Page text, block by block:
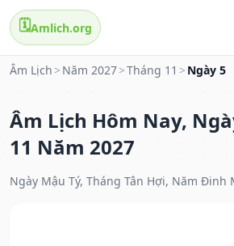
🗓️Amlich.org
Âm Lịch > Năm 2027>Tháng 11 > Ngày 5
Âm Lịch Hôm Nay,
11 Năm 2027
Ngày Mậu Tý, Tháng Tân Hợi, Năm Đinh